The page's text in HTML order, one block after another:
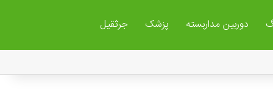
دوربین مداربسته پزشک جرثقیل